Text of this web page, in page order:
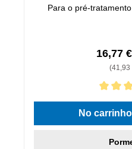
Para o pré-
16,77
(41,93
Classificação média de 5
No